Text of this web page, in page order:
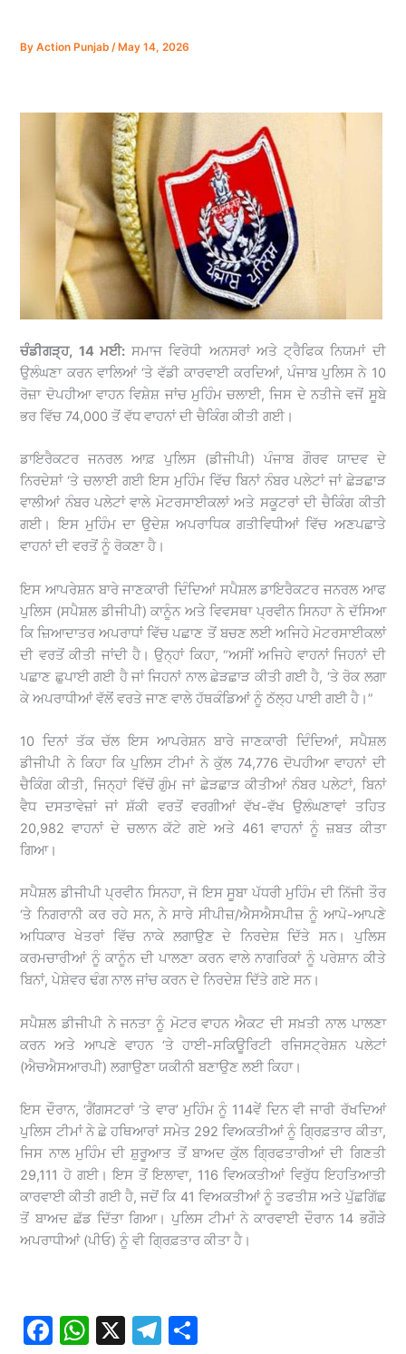
ByAction Punjab/ May 14, 2026
ਚੰਡੀਗੜ੍ਹ, 14 ਮਈ:ਸਮਾਜ ਵਿਰੋਧੀ ਅਨਸਰਾਂ ਅਤੇ ਟ੍ਰੈਫਿਕ ਨਿਯਮਾਂ ਦੀ
ਉਲੰਘਣਾ ਕਰਨ ਵਾਲਿਆਂ ‘ਤੇ ਵੱਡੀ ਕਾਰਵਾਈ ਕਰਦਿਆਂ, ਪੰਜਾਬ ਪੁਲਿਸ ਨੇ 10
ਰੋਜ਼ਾ ਦੋਪਹੀਆ ਵਾਹਨ ਵਿਸ਼ੇਸ਼ ਜਾਂਚ ਮੁਹਿੰਮ ਚਲਾਈ, ਜਿਸ ਦੇ ਨਤੀਜੇ ਵਜੋਂ ਸੂਬੇ
ਭਰ ਵਿੱਚ 74,000 ਤੋਂ ਵੱਧ ਵਾਹਨਾਂ ਦੀ ਚੈਕਿੰਗ ਕੀਤੀ ਗਈ।
ਡਾਇਰੈਕਟਰ ਜਨਰਲ ਆਫ਼ ਪੁਲਿਸ (ਡੀਜੀਪੀ) ਪੰਜਾਬ ਗੌਰਵ ਯਾਦਵ ਦੇ
ਨਿਰਦੇਸ਼ਾਂ ‘ਤੇ ਚਲਾਈ ਗਈ ਇਸ ਮੁਹਿੰਮ ਵਿੱਚ ਬਿਨਾਂ ਨੰਬਰ ਪਲੇਟਾਂ ਜਾਂ ਛੇੜਛਾੜ
ਵਾਲੀਆਂ ਨੰਬਰ ਪਲੇਟਾਂ ਵਾਲੇ ਮੋਟਰਸਾਈਕਲਾਂ ਅਤੇ ਸਕੂਟਰਾਂ ਦੀ ਚੈਕਿੰਗ ਕੀਤੀ
ਗਈ। ਇਸ ਮੁਹਿੰਮ ਦਾ ਉਦੇਸ਼ ਅਪਰਾਧਿਕ ਗਤੀਵਿਧੀਆਂ ਵਿੱਚ ਅਣਪਛਾਤੇ
ਵਾਹਨਾਂ ਦੀ ਵਰਤੋਂ ਨੂੰ ਰੋਕਣਾ ਹੈ।
ਇਸ ਆਪਰੇਸ਼ਨ ਬਾਰੇ ਜਾਣਕਾਰੀ ਦਿੰਦਿਆਂ ਸਪੈਸ਼ਲ ਡਾਇਰੈਕਟਰ ਜਨਰਲ ਆਫ
ਪੁਲਿਸ (ਸਪੈਸ਼ਲ ਡੀਜੀਪੀ) ਕਾਨੂੰਨ ਅਤੇ ਵਿਵਸਥਾ ਪ੍ਰਵੀਨ ਸਿਨਹਾ ਨੇ ਦੱਸਿਆ
ਕਿ ਜ਼ਿਆਦਾਤਰ ਅਪਰਾਧਾਂ ਵਿੱਚ ਪਛਾਣ ਤੋਂ ਬਚਣ ਲਈ ਅਜਿਹੇ ਮੋਟਰਸਾਈਕਲਾਂ
ਦੀ ਵਰਤੋਂ ਕੀਤੀ ਜਾਂਦੀ ਹੈ। ਉਨ੍ਹਾਂ ਕਿਹਾ, “ਅਸੀਂ ਅਜਿਹੇ ਵਾਹਨਾਂ ਜਿਹਨਾਂ ਦੀ
ਪਛਾਣ ਛੁਪਾਈ ਗਈ ਹੈ ਜਾਂ ਜਿਹਨਾਂ ਨਾਲ ਛੇੜਛਾੜ ਕੀਤੀ ਗਈ ਹੈ, ‘ਤੇ ਰੋਕ ਲਗਾ
ਕੇ ਅਪਰਾਧੀਆਂ ਵੱਲੋਂ ਵਰਤੇ ਜਾਣ ਵਾਲੇ ਹੱਥਕੰਡਿਆਂ ਨੂੰ ਠੱਲ੍ਹ ਪਾਈ ਗਈ ਹੈ।”
10 ਦਿਨਾਂ ਤੱਕ ਚੱਲ ਇਸ ਆਪਰੇਸ਼ਨ ਬਾਰੇ ਜਾਣਕਾਰੀ ਦਿੰਦਿਆਂ, ਸਪੈਸ਼ਲ
ਡੀਜੀਪੀ ਨੇ ਕਿਹਾ ਕਿ ਪੁਲਿਸ ਟੀਮਾਂ ਨੇ ਕੁੱਲ 74,776 ਦੋਪਹੀਆ ਵਾਹਨਾਂ ਦੀ
ਚੈਕਿੰਗ ਕੀਤੀ, ਜਿਨ੍ਹਾਂ ਵਿੱਚੋਂ ਗੁੰਮ ਜਾਂ ਛੇੜਛਾੜ ਕੀਤੀਆਂ ਨੰਬਰ ਪਲੇਟਾਂ, ਬਿਨਾਂ
ਵੈਧ ਦਸਤਾਵੇਜ਼ਾਂ ਜਾਂ ਸ਼ੱਕੀ ਵਰਤੋਂ ਵਰਗੀਆਂ ਵੱਖ-ਵੱਖ ਉਲੰਘਣਾਵਾਂ ਤਹਿਤ
20,982 ਵਾਹਨਾਂ ਦੇ ਚਲਾਨ ਕੱਟੇ ਗਏ ਅਤੇ 461 ਵਾਹਨਾਂ ਨੂੰ ਜ਼ਬਤ ਕੀਤਾ
ਗਿਆ।
ਸਪੈਸ਼ਲ ਡੀਜੀਪੀ ਪ੍ਰਵੀਨ ਸਿਨਹਾ, ਜੋ ਇਸ ਸੂਬਾ ਪੱਧਰੀ ਮੁਹਿੰਮ ਦੀ ਨਿੱਜੀ ਤੌਰ
‘ਤੇ ਨਿਗਰਾਨੀ ਕਰ ਰਹੇ ਸਨ, ਨੇ ਸਾਰੇ ਸੀਪੀਜ਼/ਐਸਐਸਪੀਜ਼ ਨੂੰ ਆਪੋ-ਆਪਣੇ
ਅਧਿਕਾਰ ਖੇਤਰਾਂ ਵਿੱਚ ਨਾਕੇ ਲਗਾਉਣ ਦੇ ਨਿਰਦੇਸ਼ ਦਿੱਤੇ ਸਨ। ਪੁਲਿਸ
ਕਰਮਚਾਰੀਆਂ ਨੂੰ ਕਾਨੂੰਨ ਦੀ ਪਾਲਣਾ ਕਰਨ ਵਾਲੇ ਨਾਗਰਿਕਾਂ ਨੂੰ ਪਰੇਸ਼ਾਨ ਕੀਤੇ
ਬਿਨਾਂ, ਪੇਸ਼ੇਵਰ ਢੰਗ ਨਾਲ ਜਾਂਚ ਕਰਨ ਦੇ ਨਿਰਦੇਸ਼ ਦਿੱਤੇ ਗਏ ਸਨ।
ਸਪੈਸ਼ਲ ਡੀਜੀਪੀ ਨੇ ਜਨਤਾ ਨੂੰ ਮੋਟਰ ਵਾਹਨ ਐਕਟ ਦੀ ਸਖ਼ਤੀ ਨਾਲ ਪਾਲਣਾ
ਕਰਨ ਅਤੇ ਆਪਣੇ ਵਾਹਨ ‘ਤੇ ਹਾਈ-ਸਕਿਊਰਿਟੀ ਰਜਿਸਟ੍ਰੇਸ਼ਨ ਪਲੇਟਾਂ
(ਐਚਐਸਆਰਪੀ) ਲਗਾਉਣਾ ਯਕੀਨੀ ਬਣਾਉਣ ਲਈ ਕਿਹਾ।
ਇਸ ਦੌਰਾਨ, ‘ਗੈਂਗਸਟਰਾਂ ‘ਤੇ ਵਾਰ’ ਮੁਹਿੰਮ ਨੂੰ 114ਵੇਂ ਦਿਨ ਵੀ ਜਾਰੀ ਰੱਖਦਿਆਂ
ਪੁਲਿਸ ਟੀਮਾਂ ਨੇ ਛੇ ਹਥਿਆਰਾਂ ਸਮੇਤ 292 ਵਿਅਕਤੀਆਂ ਨੂੰ ਗ੍ਰਿਫ਼ਤਾਰ ਕੀਤਾ,
ਜਿਸ ਨਾਲ ਮੁਹਿੰਮ ਦੀ ਸ਼ੁਰੂਆਤ ਤੋਂ ਬਾਅਦ ਕੁੱਲ ਗ੍ਰਿਫਤਾਰੀਆਂ ਦੀ ਗਿਣਤੀ
29,111 ਹੋ ਗਈ। ਇਸ ਤੋਂ ਇਲਾਵਾ, 116 ਵਿਅਕਤੀਆਂ ਵਿਰੁੱਧ ਇਹਤਿਆਤੀ
ਕਾਰਵਾਈ ਕੀਤੀ ਗਈ ਹੈ, ਜਦੋਂ ਕਿ 41 ਵਿਅਕਤੀਆਂ ਨੂੰ ਤਫਤੀਸ਼ ਅਤੇ ਪੁੱਛਗਿੱਛ
ਤੋਂ ਬਾਅਦ ਛੱਡ ਦਿੱਤਾ ਗਿਆ। ਪੁਲਿਸ ਟੀਮਾਂ ਨੇ ਕਾਰਵਾਈ ਦੌਰਾਨ 14 ਭਗੌੜੇ
ਅਪਰਾਧੀਆਂ (ਪੀਓ) ਨੂੰ ਵੀ ਗ੍ਰਿਫ਼ਤਾਰ ਕੀਤਾ ਹੈ।
F
W X
T